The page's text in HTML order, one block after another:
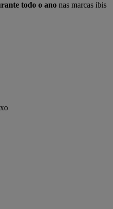
todo o ano nas marcas ibis